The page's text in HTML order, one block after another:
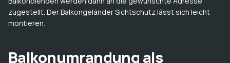
zugestellt. Der Balkongeländer Sichtschutz lässt sich leicht
montieren.
Balkonumrandung als